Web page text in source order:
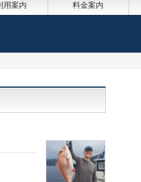
用案内 料金案内